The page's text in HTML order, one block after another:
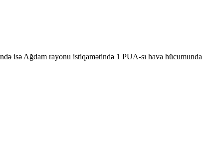
isə Ağdam rayonu istiqamətində 1 PUA-sı hava hücumunda